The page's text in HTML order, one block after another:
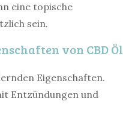
eine topische
sein.
von CBD Öl
Eigenschaften.
Entzündungen und